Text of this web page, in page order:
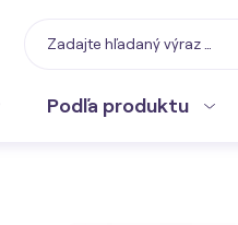
Podľa produktu